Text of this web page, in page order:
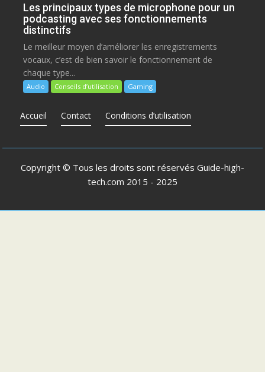
Les principaux types de microphone pour un
podcasting avec ses fonctionnements
distinctifs
Le meilleur moyen d’améliorer les enregistrements
vocaux, c’est de bien savoir le fonctionnement de
chaque type...
Audio Conseils d’utilisation Gaming
Accueil Contact Conditions d’utilisation
Copyright © Tous les droits sont réservés Guide-high-
tech.com 2015 - 2025